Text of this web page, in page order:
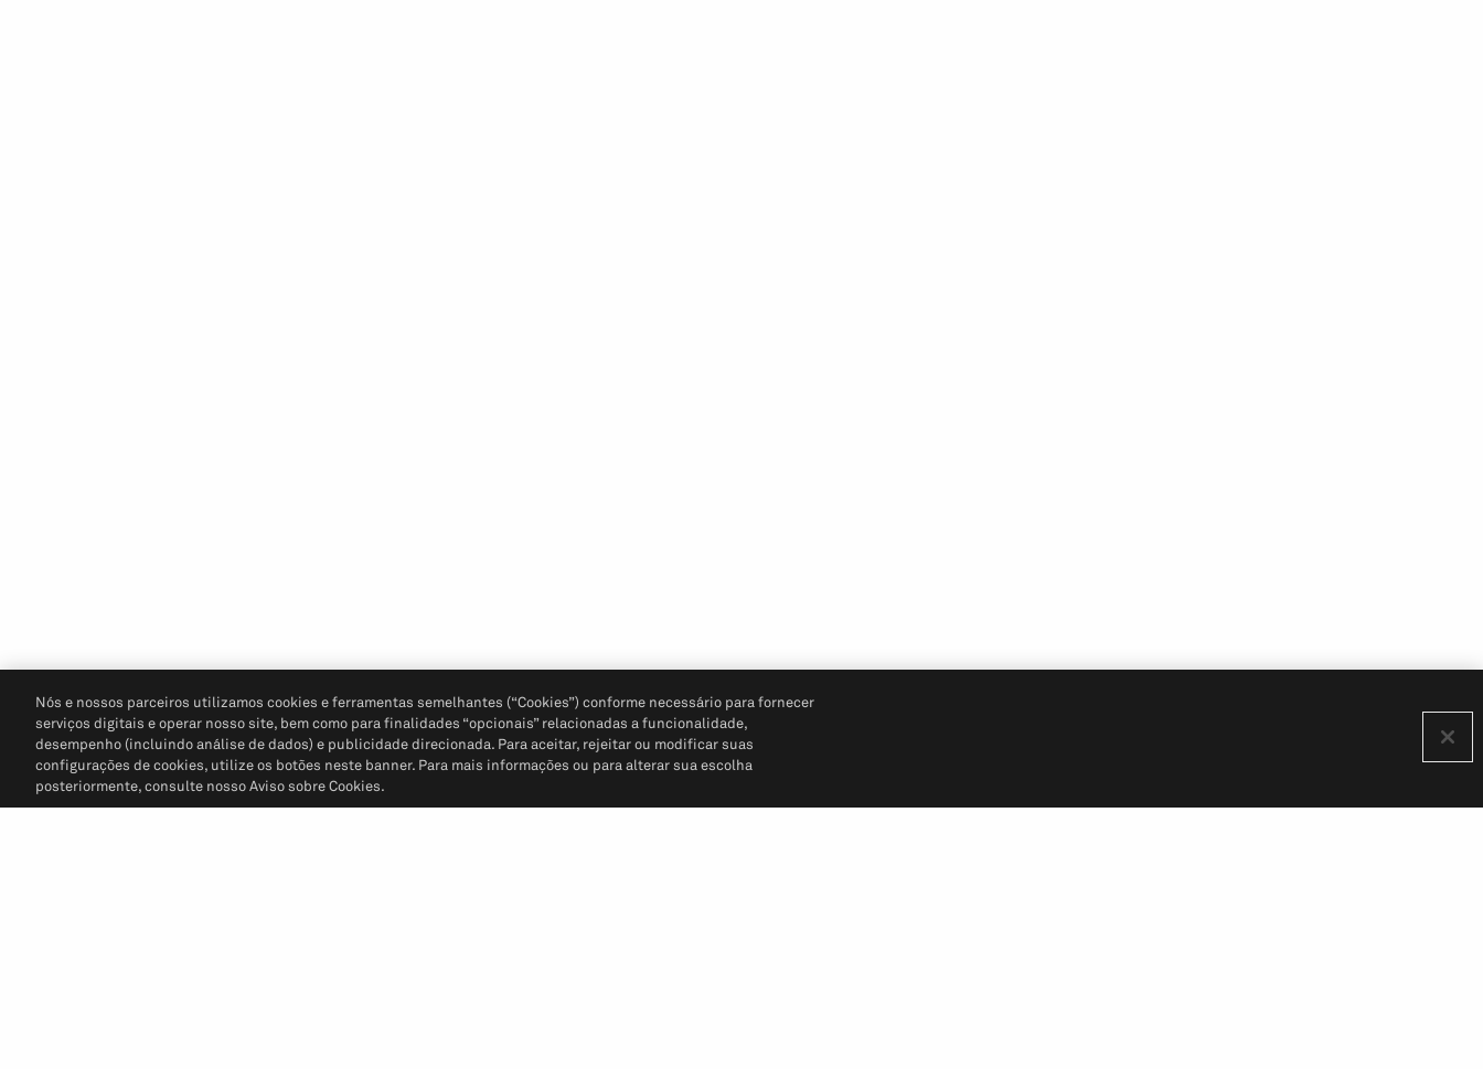
Nós e nossos parceiros utilizamos cookies e ferramentas semelhantes (“Cookies”) conforme necessário para fornecer
serviços digitais e operar nosso site, bem como para finalidades “opcionais” relacionadas a funcionalidade,
desempenho (incluindo análise de dados) e publicidade direcionada. Para aceitar, rejeitar ou modificar suas
configurações de cookies, utilize os botões neste banner. Para mais informações ou para alterar sua escolha
posteriormente, consulte nosso Aviso sobre Cookies.